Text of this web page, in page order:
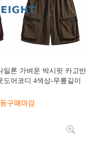
일론 가벼운 박시핏 카고반
어코디 4색상-무릎길이
구매마감